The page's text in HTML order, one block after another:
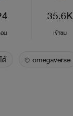
น
35.6K
เข้าชม
ด้ omegaverse